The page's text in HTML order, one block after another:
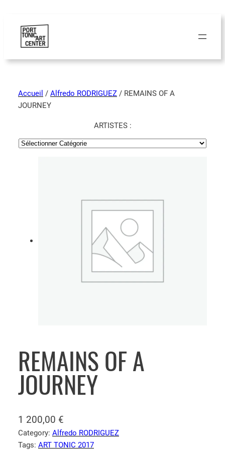
Accueil / Alfredo RODRIGUEZ / REMAINS OF A
JOURNEY
ARTISTES :
REMAINS OF A
JOURNEY
1 200,00 €
Category: Alfredo RODRIGUEZ
Tags: ART TONIC 2017